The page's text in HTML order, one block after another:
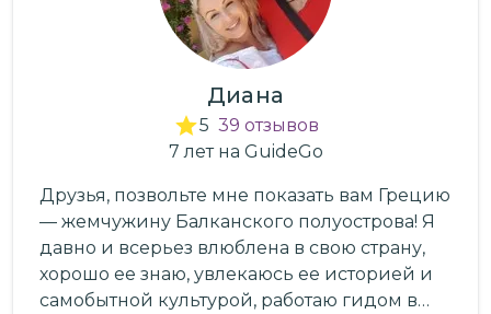
Диана
5 39 отзывов
7 летна GuideGo
Друзья, позвольте мне показать вам Грецию
— жемчужину Балканского полуострова! Я
давно и всерьез влюблена в свою страну,
хорошо ее знаю, увлекаюсь ее историей и
самобытной культурой, работаю гидом в